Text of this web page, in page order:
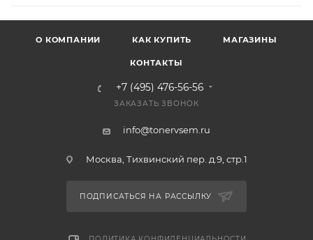
О КОМПАНИИ КАК КУПИТЬ МАГАЗИНЫ
КОНТАКТЫ
+7 (495) 476-56-56
ЗАКАЗАТЬ ЗВОНОК
info@tonervsem.ru
Москва, Тихвинский пер. д.9, стр.1
ПОДПИСАТЬСЯ НА РАССЫЛКУ